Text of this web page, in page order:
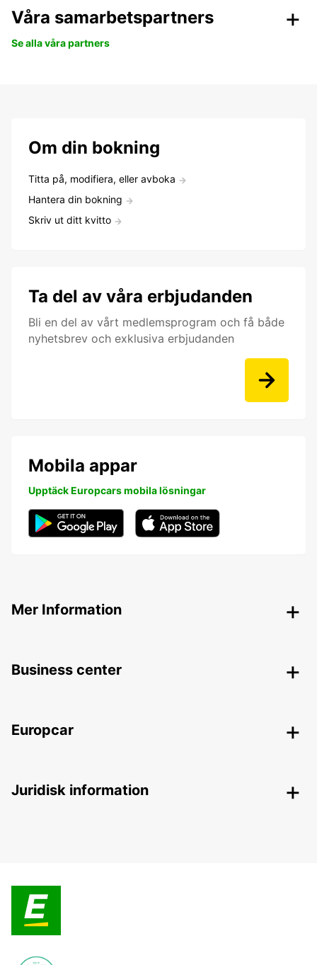
Våra samarbetspartners
Se alla våra partners
Om din bokning
Titta på, modifiera, eller avboka
Hantera din bokning
Skriv ut ditt kvitto
Ta del av våra erbjudanden
Bli en del av vårt medlemsprogram och få både
nyhetsbrev och exklusiva erbjudanden
Mobila appar
Upptäck Europcars mobila lösningar
Mer Information
Business center
Europcar
Juridisk information